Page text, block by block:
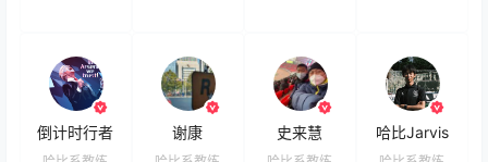
倒计时行者 谢康 史来慧 哈比Jarvis